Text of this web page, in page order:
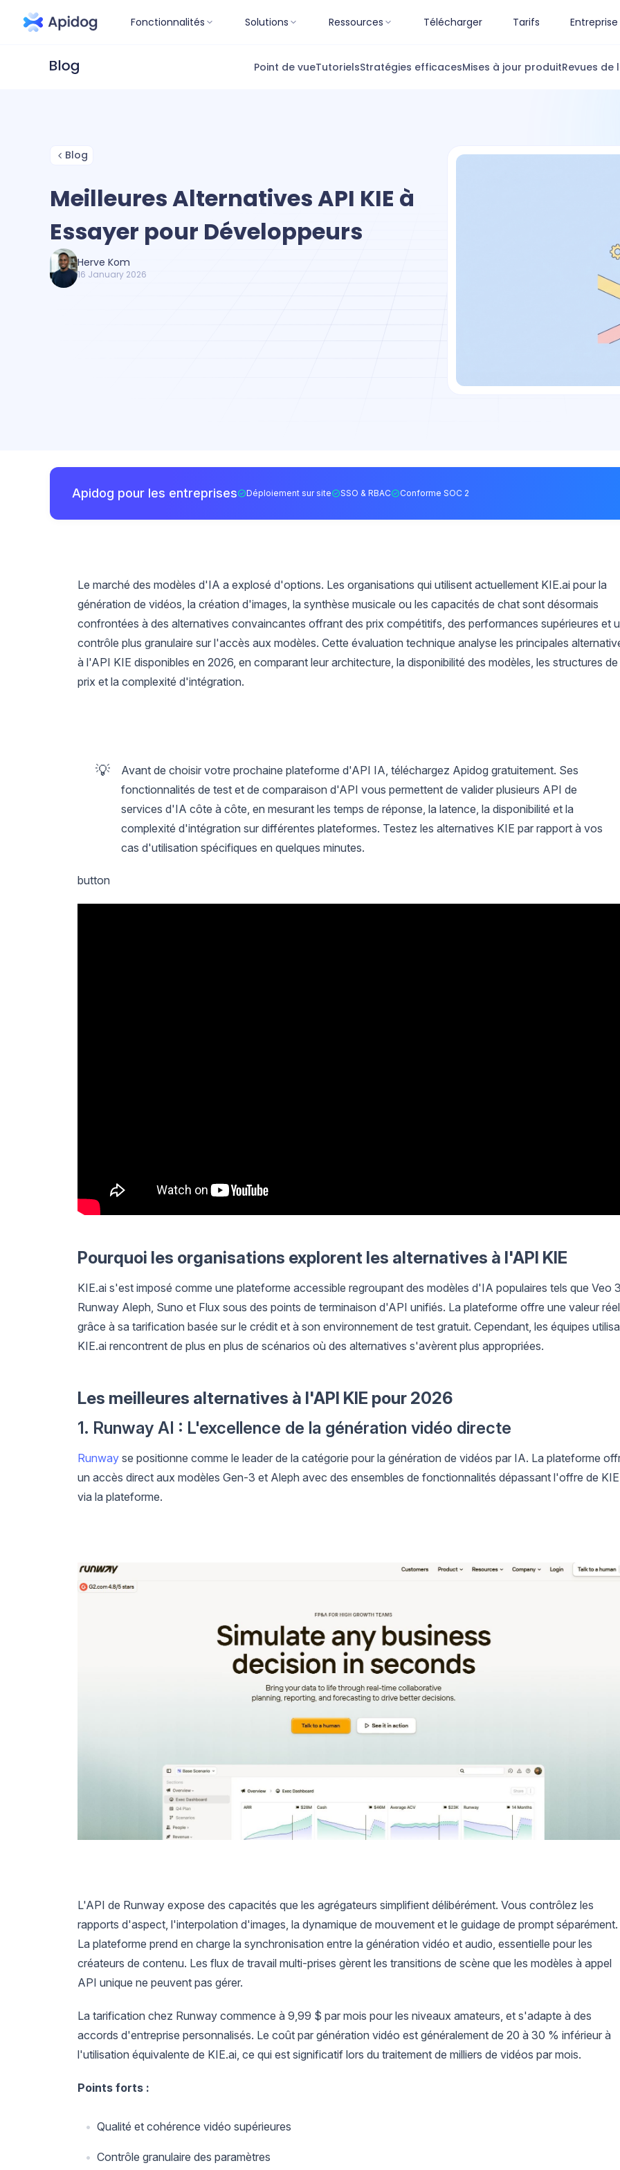
Fonctionnalités Solutions Ressources Télécharger Tarifs Entreprise
Point de vueTutorielsStratégies efficacesMises à jour produitRevues de
Blog
Meilleures Alternatives API KIE à
Essayer pour Développeurs
Herve Kom
16 January 2026
Apidog pour les entreprises Déploiement sur site SSO & RBAC Conforme SOC 2
Le marché des modèles d'IA a explosé d'options. Les organisations qui utilisent actuellement KIE.ai pour la
génération de vidéos, la création d'images, la synthèse musicale ou les capacités de chat sont désormais
confrontées à des alternatives convaincantes offrant des prix compétitifs, des performances supérieures et
contrôle plus granulaire sur l'accès aux modèles. Cette évaluation technique analyse les principales
à l'API KIE disponibles en 2026, en comparant leur architecture, la disponibilité des modèles, les structures de
prix et la complexité d'intégration.
💡
Avant de choisir votre prochaine plateforme d'API IA, téléchargez Apidog gratuitement. Ses
fonctionnalités de test et de comparaison d'API vous permettent de valider plusieurs API de
services d'IA côte à côte, en mesurant les temps de réponse, la latence, la disponibilité et la
complexité d'intégration sur différentes plateformes. Testez les alternatives KIE par rapport à vos
cas d'utilisation spécifiques en quelques minutes.
button
Pourquoi les organisations explorent les alternatives à l'API KIE
KIE.ai s'est imposé comme une plateforme accessible regroupant des modèles d'IA populaires tels que Veo
Runway Aleph, Suno et Flux sous des points de terminaison d'API unifiés. La plateforme offre une valeur
grâce à sa tarification basée sur le crédit et à son environnement de test gratuit. Cependant, les équipes
KIE.ai rencontrent de plus en plus de scénarios où des alternatives s'avèrent plus appropriées.
Les meilleures alternatives à l'API KIE pour 2026
1. Runway AI : L'excellence de la génération vidéo directe
Runway se positionne comme le leader de la catégorie pour la génération de vidéos par IA. La plateforme
un accès direct aux modèles Gen-3 et Aleph avec des ensembles de fonctionnalités dépassant l'offre de
via la plateforme.
L'API de Runway expose des capacités que les agrégateurs simplifient délibérément. Vous contrôlez les
rapports d'aspect, l'interpolation d'images, la dynamique de mouvement et le guidage de prompt séparément.
La plateforme prend en charge la synchronisation entre la génération vidéo et audio, essentielle pour les
créateurs de contenu. Les flux de travail multi-prises gèrent les transitions de scène que les modèles à appel
API unique ne peuvent pas gérer.
La tarification chez Runway commence à 9,99 $ par mois pour les niveaux amateurs, et s'adapte à des
accords d'entreprise personnalisés. Le coût par génération vidéo est généralement de 20 à 30 % inférieur à
l'utilisation équivalente de KIE.ai, ce qui est significatif lors du traitement de milliers de vidéos par mois.
Points forts :
Qualité et cohérence vidéo supérieures
Contrôle granulaire des paramètres